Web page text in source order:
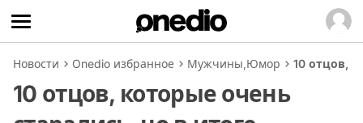
Новости Onedio избранное Мужчины,Юмор 10 отцов,
10 отцов, которые очень